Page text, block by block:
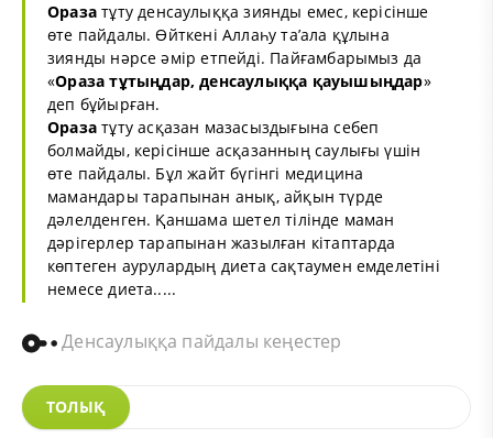
Оразатұту денсаулыққа зиянды емес, керісінше
өте пайдалы. Өйткені Аллаһу та’ала құлына
зиянды нәрсе әмір етпейді. Пайғамбарымыз да
«Ораза тұтыңдар, денсаулыққа қауышыңдар»
деп бұйырған.
Оразатұту асқазан мазасыздығына себеп
болмайды, керісінше асқазанның саулығы үшін
өте пайдалы. Бұл жайт бүгінгі медицина
мамандары тарапынан анық, айқын түрде
дәлелденген. Қаншама шетел тілінде маман
дәрігерлер тарапынан жазылған кітаптарда
көптеген аурулардың диета сақтаумен емделетіні
немесе диета.....
Денсаулыққа пайдалы кеңестер
ТОЛЫҚ